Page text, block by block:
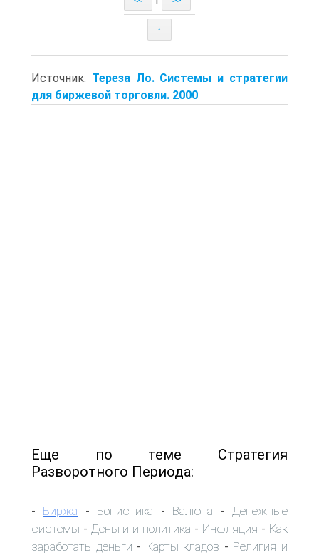
↑
Источник: Тереза Ло. Системы и стратегии
для биржевой торговли. 2000
Еще по теме Стратегия
Разворотного Периода:
- Биржа - Бонистика - Валюта -Денежные
системы - Деньги и политика - Инфляция - Как
заработать деньги - Карты кладов - Религия и